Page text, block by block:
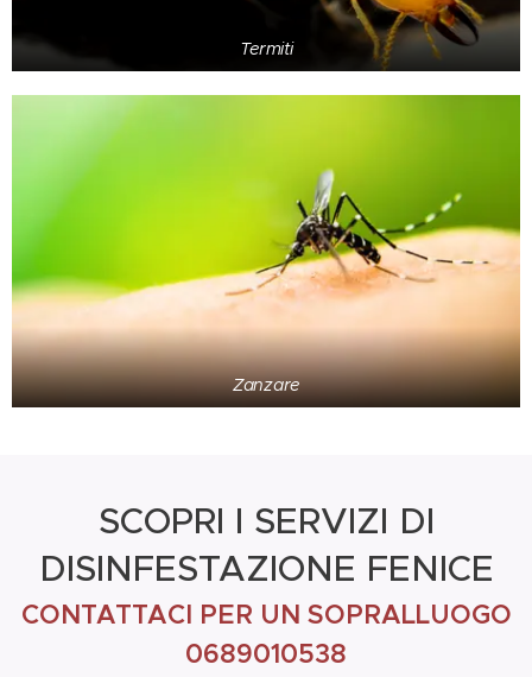
Termiti
Zanzare
SCOPRI I SERVIZI DI
DISINFESTAZIONE FENICE
CONTATTACI PER UN SOPRALLUOGO
0689010538